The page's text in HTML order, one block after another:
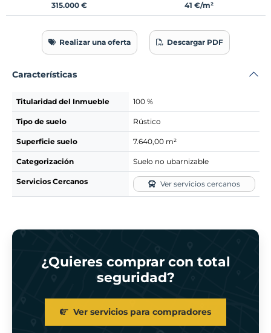
315.000 € 41 €/m²
Realizar una oferta Descargar PDF
Características
Titularidad del Inmueble 100 %
Tipo de suelo Rústico
Superficie suelo 7.640,00 m²
Categorización Suelo no ubarnizable
Servicios Cercanos Ver servicios cercanos
¿Quieres comprar con total
seguridad?
Ver servicios para compradores